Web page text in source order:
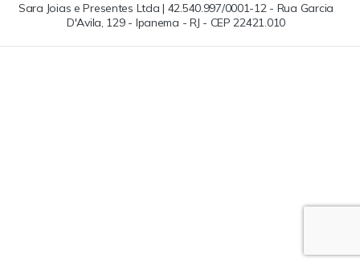
Sara Joias e Presentes Ltda | 42.540.997/0001-12 - Rua Garcia
D'Avila, 129 - Ipanema - RJ - CEP 22421.010